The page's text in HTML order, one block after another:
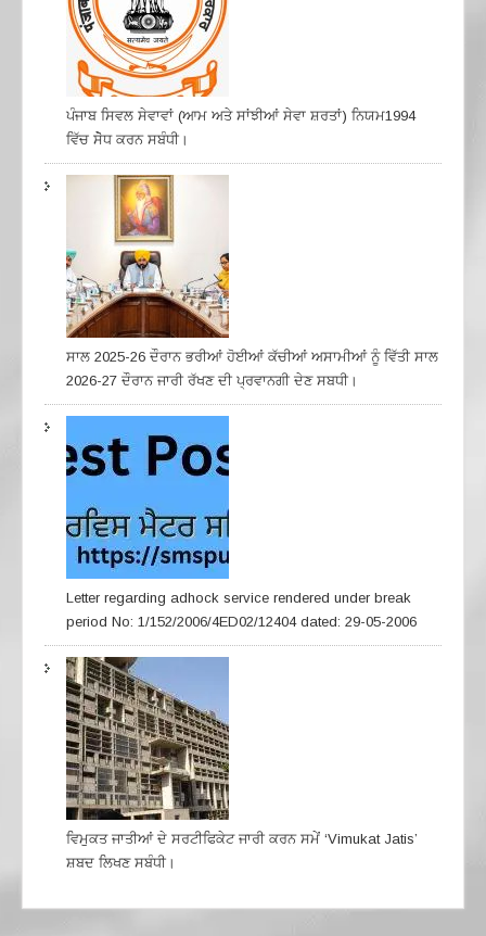
ਪੰਜਾਬ ਸਿਵਲ ਸੇਵਾਵਾਂ (ਆਮ ਅਤੇ ਸਾਂਝੀਆਂ ਸੇਵਾ ਸ਼ਰਤਾਂ) ਨਿਯਮ1994
ਵਿੱਚ ਸੇੋਧ ਕਰਨ ਸਬੰਧੀ।
ਸਾਲ 2025-26 ਦੌਰਾਨ ਭਰੀਆਂ ਹੋਈਆਂ ਕੱਚੀਆਂ ਅਸਾਮੀਆਂ ਨੂੰ ਵਿੱਤੀ ਸਾਲ
2026-27 ਦੌਰਾਨ ਜਾਰੀ ਰੱਖਣ ਦੀ ਪ੍ਰਵਾਨਗੀ ਦੇਣ ਸਬਧੀ।
Letter regarding adhock service rendered under break
period No: 1/152/2006/4ED02/12404 dated: 29-05-2006
ਵਿਮੁਕਤ ਜਾਤੀਆਂ ਦੇ ਸਰਟੀਫਿਕੇਟ ਜਾਰੀ ਕਰਨ ਸਮੇਂ ‘Vimukat Jatis’
ਸ਼ਬਦ ਲਿਖਣ ਸਬੰਧੀ।